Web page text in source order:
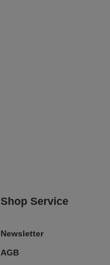
Shop Service
Newsletter
AGB